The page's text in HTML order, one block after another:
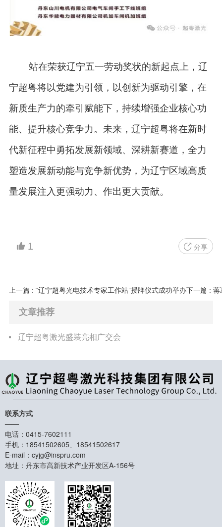
站在荣获辽宁五一劳动奖状的新起点上，辽
宁超粤将以党建为引领，以创新为驱动引擎，在
新质生产力的牵引赋能下，持续增强企业核心功
能、提升核心竞争力。未来，辽宁超粤将在新时
代新征程中勇拓发展新领域、深耕新赛道，全力
塑造发展新动能与竞争新优势，为辽宁区域高质
量发展注入更强动力、作出更大贡献。
1 分享
上一篇 : “辽宁超粤光电技术专家工作站”授牌仪式成功举办下一篇 : 蒋
文章推荐
辽宁超粤激光盛装亮相广交会
联系方式
——
电话：0415-7602111
手机：18541502605、18541502617
E-mail：cyjg@inspru.com
地址：丹东市高新技术产业开发区A-156号